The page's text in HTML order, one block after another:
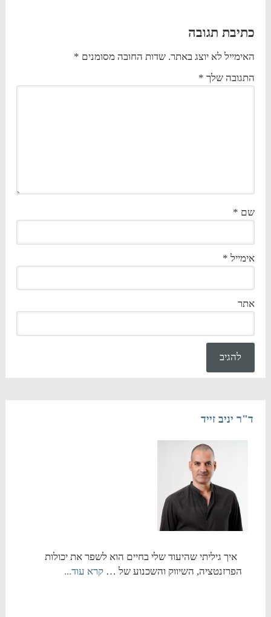
כתיבת תגובה
האימייל לא יוצג באתר. שדות החובה מסומנים *
התגובה שלך *
שם *
אימייל *
אתר
ד"ר יניב זייד
איך גיליתי שהיעוד שלי בחיים הוא לשפר את יכולות
הפרזנטציה, השיווק והשכנוע של … קרא עוד...